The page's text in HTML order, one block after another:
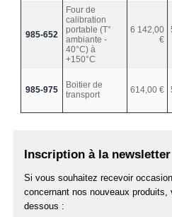
985-652
Four de
calibration
portable (T°
ambiante -
40°C) à
+150°C
6 142,00
€
985-975
Boitier de
transport
614,00 €
Inscription à la newsletter
Si vous souhaitez recevoir
concernant nos nouveaux
dessous :